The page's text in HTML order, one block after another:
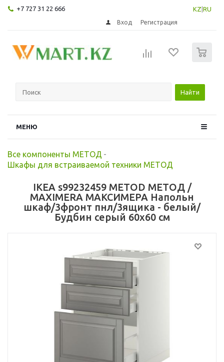
+7 727 31 22 666 KZ RU
Вход Регистрация
Найти
МЕНЮ
Все компоненты МЕТОД -
Шкафы для встраиваемой техники МЕТОД
IKEA s99232459 METOD МЕТОД /
MAXIMERA МАКСИМЕРА Напольн
шкаф/3фронт пнл/3ящика - белый/
Будбин серый 60x60 см